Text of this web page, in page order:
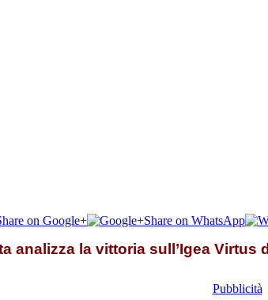
on Google+ Share on WhatsApp
analizza la vittoria sull’Igea Virtus